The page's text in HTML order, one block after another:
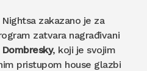
zakazano je za
zatvara nagrađivani
Dombresky, koji je svojim
pristupom house glazbi